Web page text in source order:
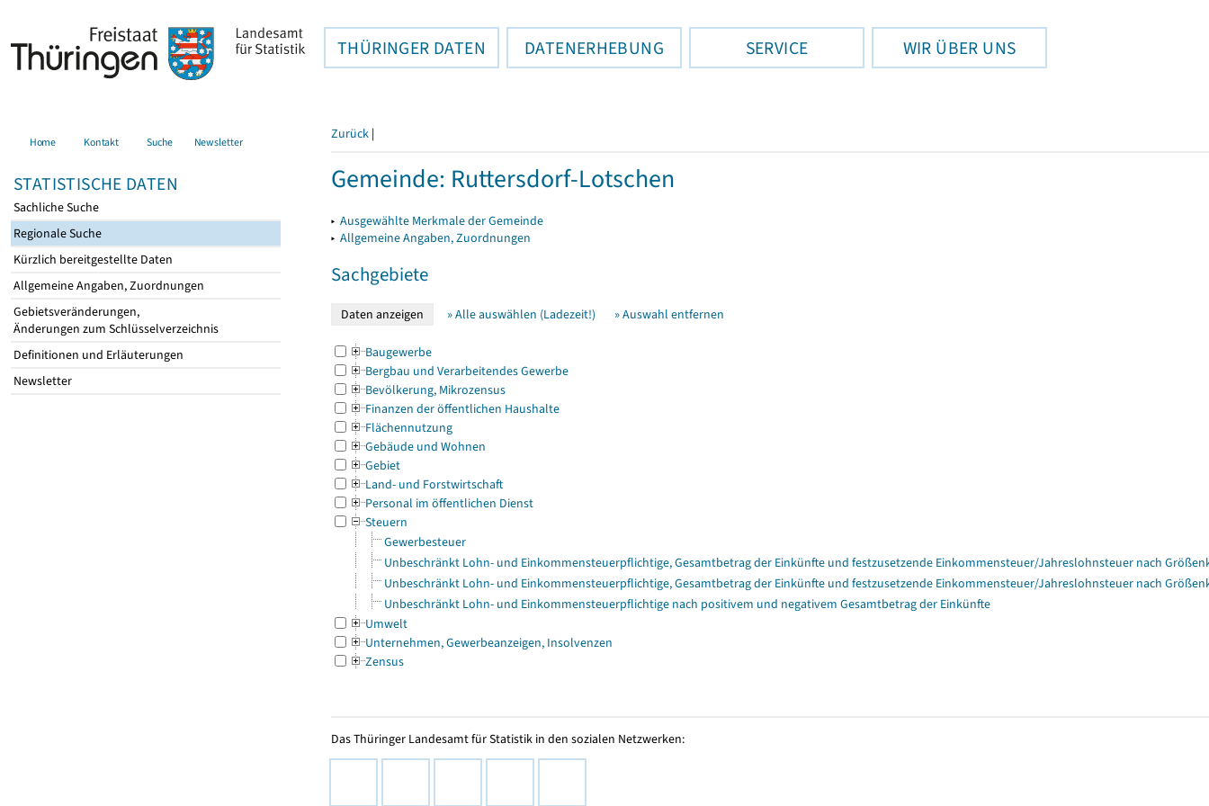
THÜRINGER DATEN DATENERHEBUNG SERVICE WIR ÜBER UNS
Home Kontakt Suche Newsletter
STATISTISCHE DATEN
Sachliche Suche
Regionale Suche
Kürzlich bereitgestellte Daten
Allgemeine Angaben, Zuordnungen
Gebietsveränderungen,
Änderungen zum Schlüsselverzeichnis
Definitionen und Erläuterungen
Newsletter
Zurück |
Gemeinde: Ruttersdorf-Lotschen
▸ Ausgewählte Merkmale der Gemeinde
▸ Allgemeine Angaben, Zuordnungen
Sachgebiete
» Alle auswählen (Ladezeit!) » Auswahl entfernen
Baugewerbe
Bergbau und Verarbeitendes Gewerbe
Bevölkerung, Mikrozensus
Finanzen der öffentlichen Haushalte
Flächennutzung
Gebäude und Wohnen
Gebiet
Land- und Forstwirtschaft
Personal im öffentlichen Dienst
Steuern
Gewerbesteuer
Unbeschränkt Lohn- und Einkommensteuerpflichtige, Gesamtbetrag der Einkünfte und festzusetzende Einkommensteuer/Jahreslohnsteuer nach
Unbeschränkt Lohn- und Einkommensteuerpflichtige, Gesamtbetrag der Einkünfte und festzusetzende Einkommensteuer/Jahreslohnsteuer nach
Unbeschränkt Lohn- und Einkommensteuerpflichtige nach positivem und negativem Gesamtbetrag der Einkünfte
Umwelt
Unternehmen, Gewerbeanzeigen, Insolvenzen
Zensus
Das Thüringer Landesamt für Statistik in den sozialen Netzwerken: